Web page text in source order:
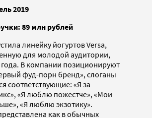
2019
89 млн рублей
линейку йогуртов Versa,
для молодой аудитории,
года. В компании позиционируют
фуд-порн бренд», слоганы
соответствующие: «Я за
«Я люблю пожестче», «Мои
«Я люблю экзотику».
как в обычных